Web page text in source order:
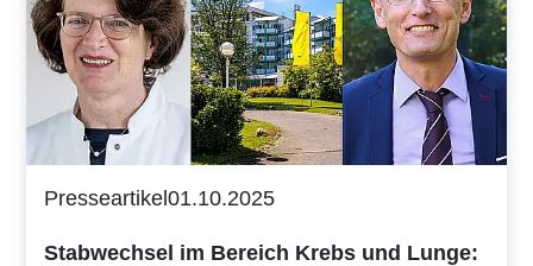
Presseartikel01.10.2025
Stabwechsel im Bereich Krebs und Lunge: